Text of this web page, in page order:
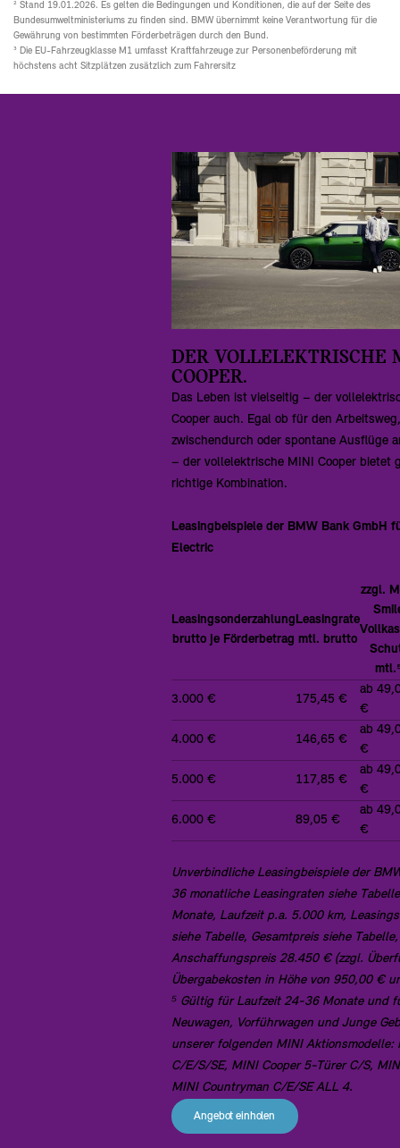
² Stand 19.01.2026. Es gelten die Bedingungen und Konditionen, die auf der Seite des
Bundesumweltministeriums zu finden sind. BMW übernimmt keine Verantwortung für die
Gewährung von bestimmten Förderbeträgen durch den Bund.
³ Die EU-Fahrzeugklasse M1 umfasst Kraftfahrzeuge zur Personenbeförderung mit
höchstens acht Sitzplätzen zusätzlich zum Fahrersitz
DER VOLLELEKTRISCHE
COOPER.
Das Leben ist vielseitig – der
Cooper auch. Egal ob für den
zwischendurch oder spontane Ausflüge
– der vollelektrische MINI Cooper bietet
richtige Kombination.
Leasingbeispiele der BMW Bank GmbH
Electric
Leasingsonderzahlung
brutto je Förderbetrag
Leasingrate
mtl. brutto
zzgl.
3.000 € 175,45 €
ab
€
4.000 € 146,65 €
ab
€
5.000 € 117,85 €
ab
€
6.000 € 89,05 €
ab
€
Unverbindliche Leasingbeispiele der
36 monatliche Leasingraten siehe
Monate, Laufzeit p.a. 5.000 km,
siehe Tabelle, Gesamtpreis siehe Tabelle,
Anschaffungspreis 28.450 € (zzgl.
Übergabekosten in Höhe von 950,00 €
⁵ Gültig für Laufzeit 24-36 Monate und
Neuwagen, Vorführwagen und Junge
unserer folgenden MINI Aktionsmodelle:
C/E/S/SE, MINI Cooper 5-Türer C/S,
MINI Countryman C/E/SE ALL 4.
Angebot einholen